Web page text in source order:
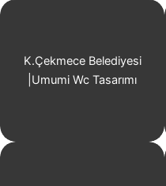
K.Çekmece Belediyesi
Umumi Wc Tasarımı